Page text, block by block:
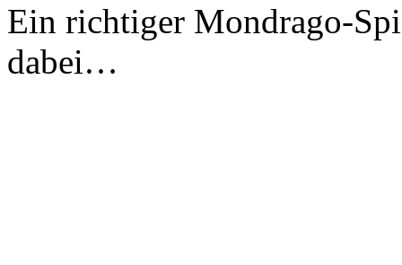
Ein richtiger Mondrago-
dabei…